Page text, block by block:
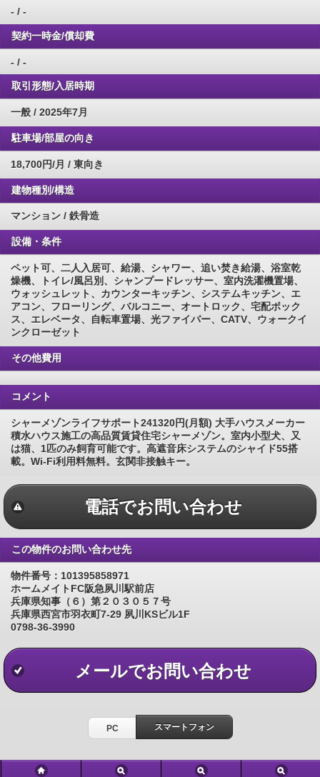
- / -
契約一時金/償却費
- / -
取引形態/入居時期
一般 / 2025年7月
駐車場/部屋の向き
18,700円/月 / 東向き
建物種別/構造
マンション / 鉄骨造
設備・条件
ペット可、二人入居可、給湯、シャワー、追い焚き給湯、浴室乾
燥機、トイレ/風呂別、シャンプードレッサー、室内洗濯機置場、
ウォッシュレット、カウンターキッチン、システムキッチン、エ
アコン、フローリング、バルコニー、オートロック、宅配ボック
ス、エレベータ、自転車置場、光ファイバー、CATV、ウォークイ
ンクローゼット
その他費用
コメント
シャーメゾンライフサポート241320円(月額) 大手ハウスメーカー
積水ハウス施工の高品質賃貸住宅シャーメゾン。室内小型犬、又
は猫、1匹のみ飼育可能です。高遮音床システムのシャイド55搭
載。Wi-Fi利用料無料。玄関非接触キー。
電話でお問い合わせ
この物件のお問い合わせ先
物件番号：101395858971
ホームメイトFC阪急夙川駅前店
兵庫県知事（６）第２０３０５７号
兵庫県西宮市羽衣町7-29 夙川KSビル1F
0798-36-3990
メールでお問い合わせ
PC スマートフォン